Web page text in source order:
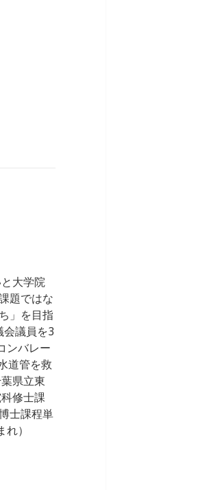
大学院
題ではな
」を目指
会議員を3
ンバレー
道管を救
県立東
修士課
士課程単
）